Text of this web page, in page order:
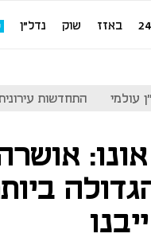
באזז שוק נדל"ן
עולמי התחדשות